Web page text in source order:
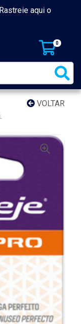
Rastreie aqui o
0
VOLTAR